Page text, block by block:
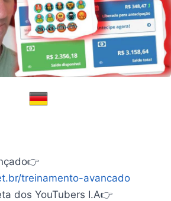
treinamento-avancado
dos YouTubers I.A👉